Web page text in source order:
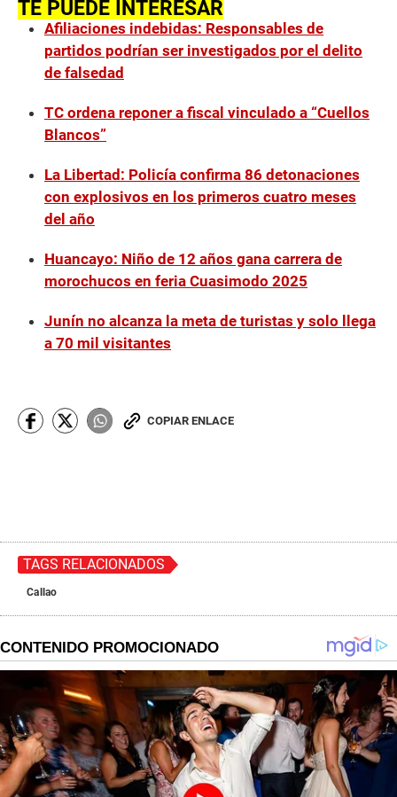
TE PUEDE INTERESAR
Afiliaciones indebidas: Responsables de
partidos podrían ser investigados por el delito
de falsedad
TC ordena reponer a fiscal vinculado a “Cuellos
Blancos”
La Libertad: Policía confirma 86 detonaciones
con explosivos en los primeros cuatro meses
del año
Huancayo: Niño de 12 años gana carrera de
morochucos en feria Cuasimodo 2025
Junín no alcanza la meta de turistas y solo llega
a 70 mil visitantes
COPIAR ENLACE
TAGS RELACIONADOS
Callao